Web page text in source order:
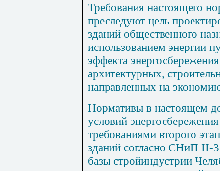
Требования настоящего
преследуют цель
зданий общественного
использованием энергии
эффекта
архитектурных,
направленных на
Нормативы в настоящем
условий
требованиями второго
зданий согласно СНиП II-3
базы стройиндустрии